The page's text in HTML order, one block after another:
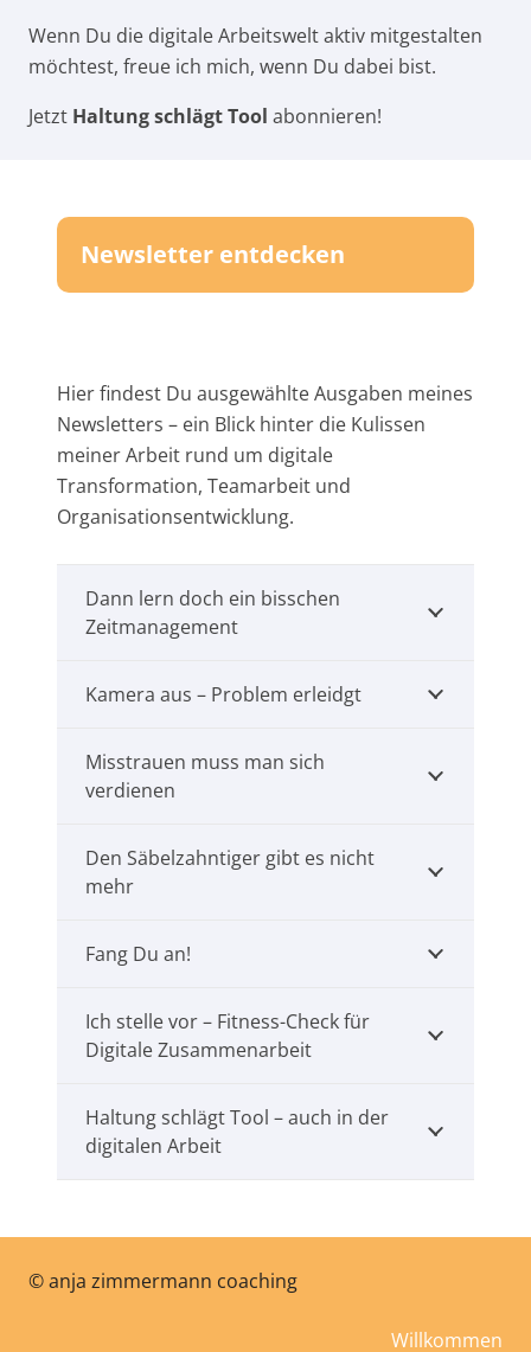
Wenn Du die digitale Arbeitswelt aktiv mitgestalten
möchtest, freue ich mich, wenn Du dabei bist.
Jetzt Haltung schlägt Tool abonnieren!
Newsletter entdecken
Hier findest Du ausgewählte Ausgaben meines
Newsletters – ein Blick hinter die Kulissen
meiner Arbeit rund um digitale
Transformation, Teamarbeit und
Organisationsentwicklung.
Dann lern doch ein bisschen
Zeitmanagement
Kamera aus – Problem erleidgt
Misstrauen muss man sich
verdienen
Den Säbelzahntiger gibt es nicht
mehr
Fang Du an!
Ich stelle vor – Fitness-Check für
Digitale Zusammenarbeit
Haltung schlägt Tool – auch in der
digitalen Arbeit
©anja zimmermann coaching
Willkommen